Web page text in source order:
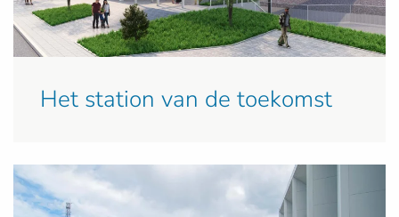
Het station van de toekomst